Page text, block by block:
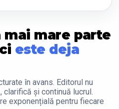
mai mare parte
este deja
în avans. Editorul nu
și continuă lucrul.
exponențială pentru fiecare